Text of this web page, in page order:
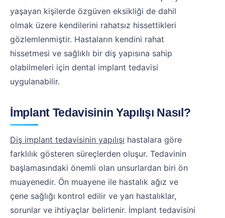
yaşayan kişilerde özgüven eksikliği de dahil
olmak üzere kendilerini rahatsız hissettikleri
gözlemlenmiştir. Hastaların kendini rahat
hissetmesi ve sağlıklı bir diş yapısına sahip
olabilmeleri için dental implant tedavisi
uygulanabilir.
İmplant Tedavisinin Yapılışı Nasıl?
Diş implant tedavisinin yapılışı hastalara göre
farklılık gösteren süreçlerden oluşur. Tedavinin
başlamasındaki önemli olan unsurlardan biri ön
muayenedir. Ön muayene ile hastalık ağız ve
çene sağlığı kontrol edilir ve yan hastalıklar,
sorunlar ve ihtiyaçlar belirlenir. İmplant tedavisini